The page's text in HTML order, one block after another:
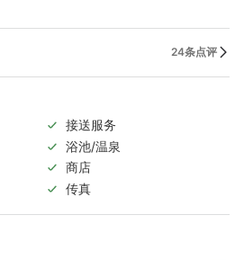
24条点评
接送服务
浴池/温泉
商店
传真